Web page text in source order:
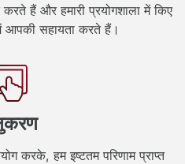
हैं और हमारी प्रयोगशाला में किए
आपकी सहायता करते हैं।
करके, हम इष्टतम परिणाम प्राप्त